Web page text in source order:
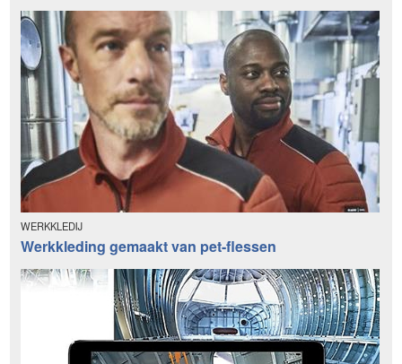
WERKKLEDIJ
Werkkleding gemaakt van pet-flessen